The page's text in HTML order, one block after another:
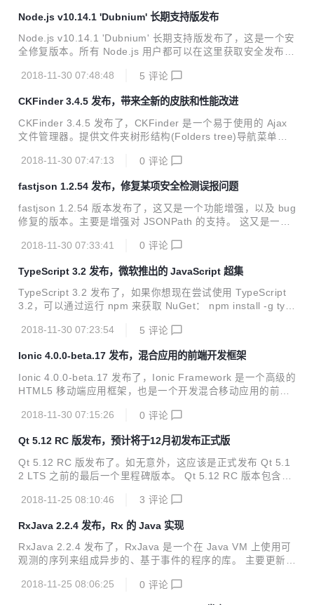
版本 4.7 值得关注的新特性 改进 IntelliSense 支持 .NET Cor
e 2.2 (preview) 改进 Xamarin.Android 构建性能 更多内容可
查看发布主页。
Node.js v10.14.1 'Dubnium' 长期支持版发布
Node.js v10.14.1 'Dubnium' 长期支持版发布了，这是一个安
全修复版本。所有 Node.js 用户都可以在这里获取安全发布摘
头拒绝服务 (CVE-2018-12121) Node.js: Slowloris HTTP 拒
pt 协议的 URL 解析器中的主机名 Hostname spoofing (CVE-
2018-12123) OpenSSL: DSA 签名生成中的计时漏洞 (CVE-
2018-07...
2018-11-30 07:48:48 5 评论
CKFinder 3.4.5 发布，带来全新的皮肤和性能改进
CKFinder 3.4.5 发布了，CKFinder 是一个易于使用的 Ajax
文件管理器。提供文件夹树形结构(Folders tree)导航菜单，
件夹，集成 FCKeditor 在线编辑器。 此版本为文件管理器带
件夹，推荐更新至该版本。此外，还有更多的新特性，包括添
加了新的现代化主题。 新皮肤：Neko Neko 是 3.4.5 版本中
的新皮肤，这是一款扁平化设计的浅色系皮肤，与 CKEditor
如果 CKF...
2018-11-30 07:47:13 0 评论
fastjson 1.2.54 发布，修复某项安全检测误报问题
fastjson 1.2.54 版本发布了，这又是一个功能增强，以及 bug
修复的版本。主要是增强对 JSONPath 的支持。 这又是一个
测误报问题。 Issues 修复JSONObject.readObject安全检测
BrowserCompatible支持BigInteger类型 修复JSONPath.extr
act不支持$的问题 相关链接 下载 http://repo1.maven.org/m
aven2/com/alibaba/fastj...
2018-11-30 07:33:41 0 评论
TypeScript 3.2 发布，微软推出的 JavaScript 超集
TypeScript 3.2 发布了，如果你想现在尝试使用 TypeScript
3.2，可以通过运行 npm 来获取 NuGet： npm install -g typ
ersion 15.2 or later). Visual Studio 2015 (which requires u
release until the full release provides it. Sublim...
2018-11-30 07:23:54 5 评论
Ionic 4.0.0-beta.17 发布，混合应用的前端开发框架
Ionic 4.0.0-beta.17 发布了，Ionic Framework 是一个高级的
HTML5 移动端应用框架，也是一个开发混合移动应用的前端
6f), closes #16170 angular: accept other url schemas (e8
lar: cleanup ion-invalid class (34cd1d1), closes #16353 an
g...
2018-11-30 07:15:26 0 评论
Qt 5.12 RC 版发布，预计将于12月初发布正式版
Qt 5.12 RC 版发布了。如无意外，这应该是正式发布 Qt 5.1
2 LTS 之前的最后一个里程碑版本。 Qt 5.12 RC 版本包含许
RC 版本的详细更新信息可通过邮件列表查看。 官方表示，这
正式发布 Qt 5.12.0 LTS。 Qt 5.12 带来了网络功能方面的改
进、Qt QML 对 ECMAScript 7 的支持、升级 Qt WebEngine
到 Chromium 69、Qt 虚拟键盘的扩展接口、Qt 3D 对 Open
2018-11-25 08:10:46 3 评论
RxJava 2.2.4 发布，Rx 的 Java 实现
RxJava 2.2.4 发布了，RxJava 是一个在 Java VM 上使用可
观测的序列来组成异步的、基于事件的程序的库。 主要更新内
le materialize operator, Pull 6278: Add Single.dematerializ
2018-11-25 08:06:25 0 评论